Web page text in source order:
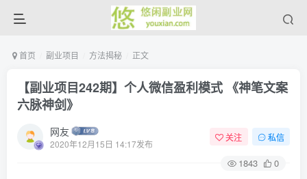
首页 副业项目 方法揭秘 正文
【副业项目242期】个人微信盈利模式 《神笔文案
六脉神剑》
网友
2020年12月15日 14:17发布
关注 私信
1843 0